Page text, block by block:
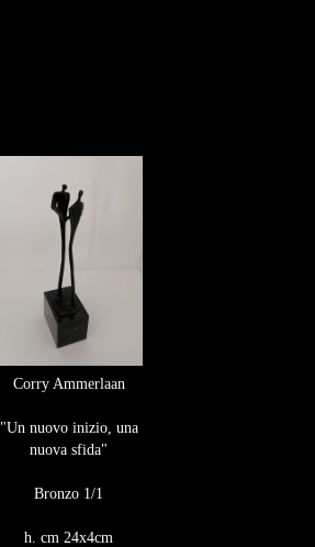
Corry Ammerlaan
"Un nuovo inizio, una
nuova sfida"
Bronzo 1/1
h. cm 24x4cm